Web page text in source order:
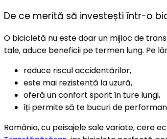
De ce merită să investești într-o
O bicicletă nu este doar un mijloc de
tale, aduce beneficii pe termen lung. Pe
reduce riscul accidentărilor,
este mai rezistentă la uzură,
oferă un confort sporit în ture lungi,
îți permite să te bucuri de
România, cu peisajele sale variate, cere